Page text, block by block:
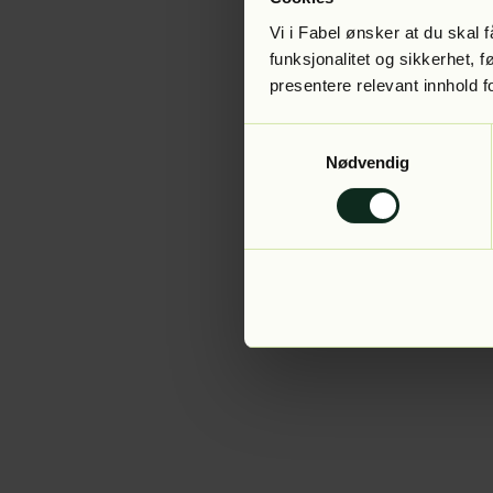
Vi i Fabel ønsker at du skal
funksjonalitet og sikkerhet,
presentere relevant innhold
Nødvendig
Application